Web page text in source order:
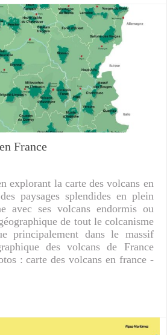
France
explorant la carte des volcans en
paysages splendides en plein
avec ses volcans endormis ou
de tout le colcanisme
principalement dans le massif
des volcans de France
: carte des volcans en france -